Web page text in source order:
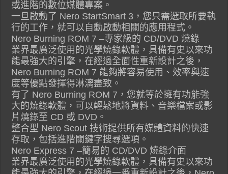
或進階的數位媒體專案。
一旦啟動了 Nero StartSmart 3，您只需選取所要執
行的工作，就可以自動啟動相關的應用程式。
Nero Burning ROM 7 –專家級的 CD/DVD 燒錄
業界最廣泛使用的光學燒錄軟體，具備有史以來功
能最強大的引擎，在經過全面性重新設計之後，
Nero Burning ROM 7 能夠將容易使用、效率與速
度等優點發揮得淋漓盡致。
有了 Nero Burning ROM 7，您就等於擁有功能強
大的燒錄軟體，可以輕鬆地將資料、音樂檔案或影
片燒錄至 CD 或 DVD。
整合型 Nero Scout 技術提供所有媒體資料的快速
存取，包括進階關鍵字搜尋選項。
Nero Express 7 –簡易的 CD/DVD 燒錄介面
業界最廣泛使用的光學燒錄軟體，具備有史以來功